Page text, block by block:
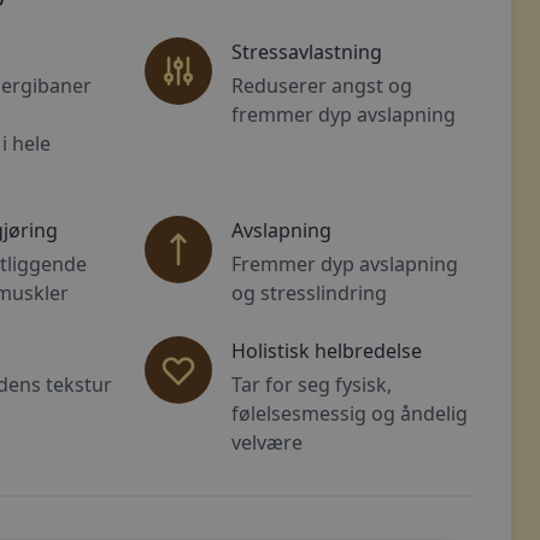
hele
Stressavlastning
Reduserer angst og
fremmer dyp avslapning
Avslapning
Fremmer dyp avslapning
og stresslindring
tekstur
Holistisk helbredelse
Tar for seg fysisk,
følelsesmessig og åndelig
velvære